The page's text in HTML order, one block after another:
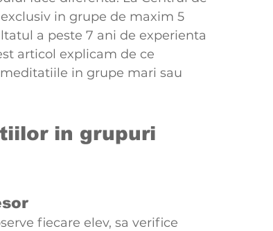
in grupe de maxim 5
a peste 7 ani de experienta
articol explicam de ce
in grupe mari sau
in grupuri
fiecare elev, sa verifice